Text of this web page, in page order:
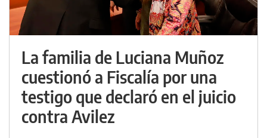
La familia de Luciana Muñoz
cuestionó a Fiscalía por una
testigo que declaró en el juicio
contra Avilez